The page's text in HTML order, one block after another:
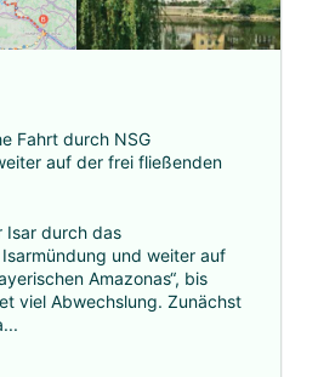
Fahrt durch NSG
auf der frei fließenden
Isar durch das
und weiter auf
Amazonas“, bis
viel Abwechslung. Zunächst